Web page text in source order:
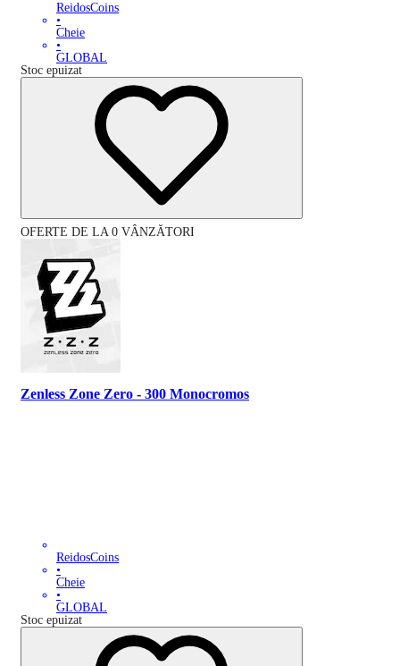
ReidosCoins
•
Cheie
•
GLOBAL
Stoc epuizat
OFERTE DE LA 0 VÂNZĂTORI
Zenless Zone Zero - 300 Monocromos
ReidosCoins
•
Cheie
•
GLOBAL
Stoc epuizat